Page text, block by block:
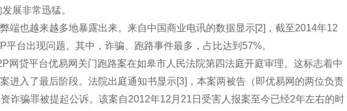
展非常迅猛。
端也越来越多地暴露出来。来自中国商业电讯的数据显示[2]，截至2014年12
平台出现问题。其中，诈骗、跑路事件最多，占比达到57%。
网贷平台优易网关门跑路案在如皋市人民法院第四法庭开庭审理。这标志着中
进入了最后阶段。法院出庭通知书显示[3]，本案两被告（即优易网的两位负责
诈骗罪被提起公诉。该案自2012年12月21日受害人报案至今已经2年左右的时